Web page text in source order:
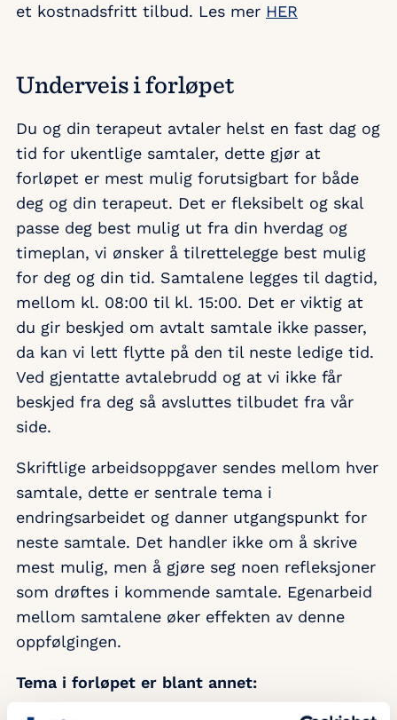
et kostnadsfritt tilbud. Les mer HER
Underveis i forløpet
Du og din terapeut avtaler helst en fast dag og
tid for ukentlige samtaler, dette gjør at
forløpet er mest mulig forutsigbart for både
deg og din terapeut. Det er fleksibelt og skal
passe deg best mulig ut fra din hverdag og
timeplan, vi ønsker å tilrettelegge best mulig
for deg og din tid. Samtalene legges til dagtid,
mellom kl. 08:00 til kl. 15:00. Det er viktig at
du gir beskjed om avtalt samtale ikke passer,
da kan vi lett flytte på den til neste ledige tid.
Ved gjentatte avtalebrudd og at vi ikke får
beskjed fra deg så avsluttes tilbudet fra vår
side.
Skriftlige arbeidsoppgaver sendes mellom hver
samtale, dette er sentrale tema i
endringsarbeidet og danner utgangspunkt for
neste samtale. Det handler ikke om å skrive
mest mulig, men å gjøre seg noen refleksjoner
som drøftes i kommende samtale. Egenarbeid
mellom samtalene øker effekten av denne
oppfølgingen.
Tema i forløpet er blant annet: